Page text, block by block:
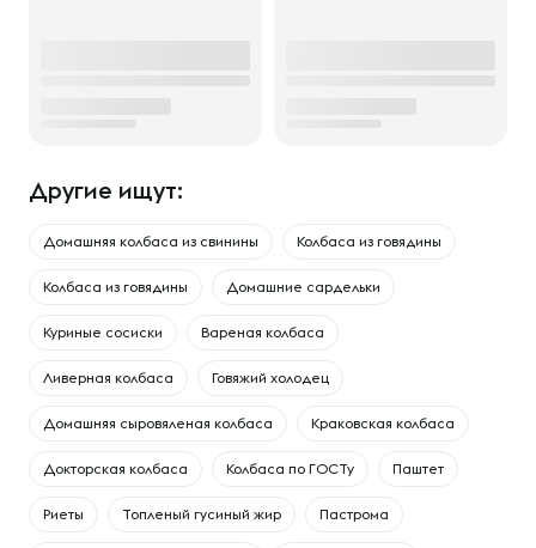
Другие ищут:
Домашняя колбаса из свинины Колбаса из говядины
Колбаса из говядины Домашние сардельки
Куриные сосиски Вареная колбаса
Ливерная колбаса Говяжий холодец
Домашняя сыровяленая колбаса Краковская колбаса
Докторская колбаса Колбаса по ГОСТу Паштет
Риеты Топленый гусиный жир Пастрома